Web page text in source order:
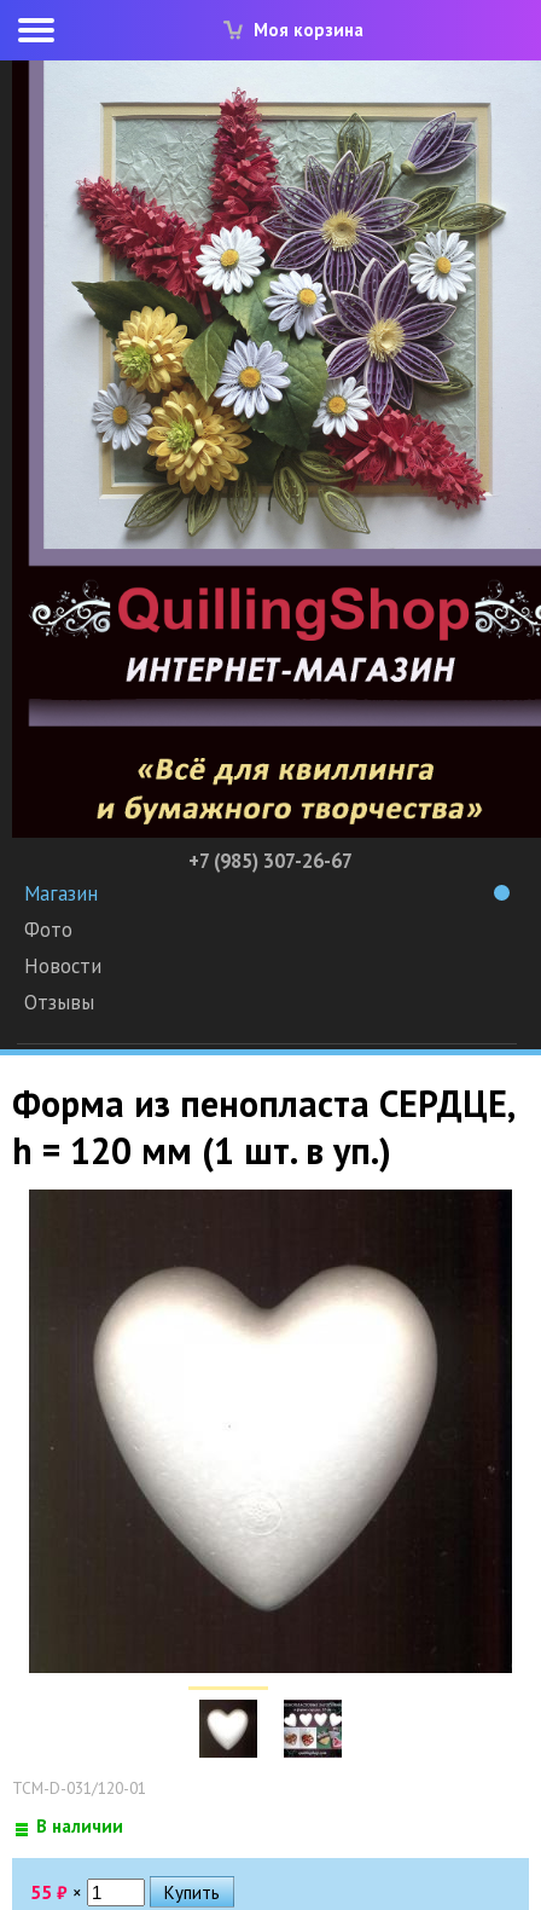
Моя корзина
+7 (985) 307-26-67
Магазин
Фото
Новости
Отзывы
Форма из пенопласта СЕРДЦЕ,
h = 120 мм (1 шт. в уп.)
ТСМ-D-031/120-01
В наличии
55 ₽ ×